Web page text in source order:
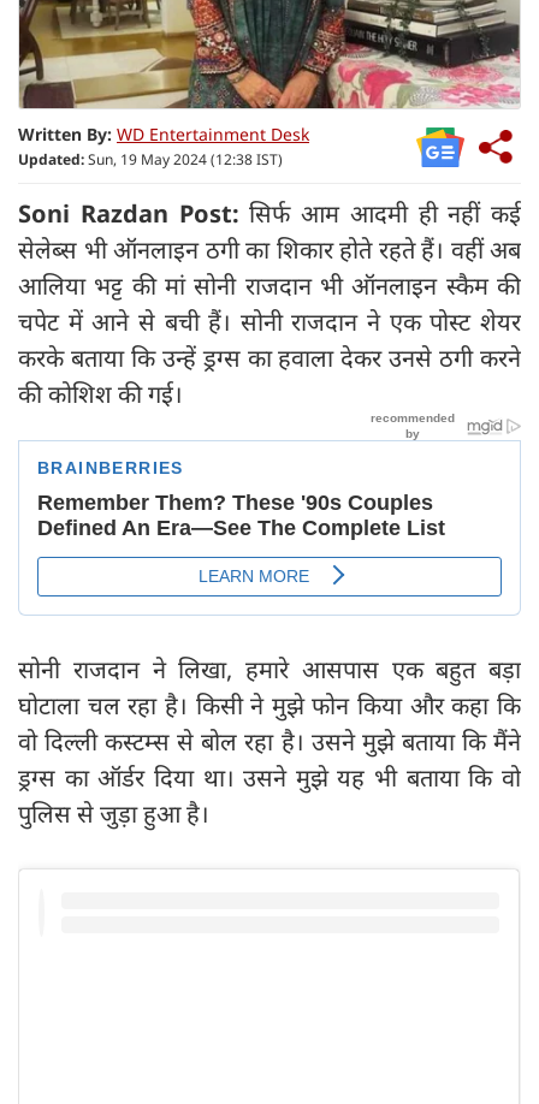
Written By: WD Entertainment Desk
Updated:Sun, 19 May 2024 (12:38 IST)
Soni Razdan Post:सिर्फ आम आदमी ही नहीं कई
सेलेब्स भी ऑनलाइन ठगी का शिकार होते रहते हैं। वहीं अब
आलिया भट्ट की मां सोनी राजदान भी ऑनलाइन स्कैम की
चपेट में आने से बची हैं। सोनी राजदान ने एक पोस्ट शेयर
करके बताया कि उन्हें ड्रग्स का हवाला देकर उनसे ठगी करने
की कोशिश की गई।
सोनी राजदान ने लिखा, हमारे आसपास एक बहुत बड़ा
घोटाला चल रहा है। किसी ने मुझे फोन किया और कहा कि
वो दिल्ली कस्टम्स से बोल रहा है। उसने मुझे बताया कि मैंने
ड्रग्स का ऑर्डर दिया था। उसने मुझे यह भी बताया कि वो
पुलिस से जुड़ा हुआ है।